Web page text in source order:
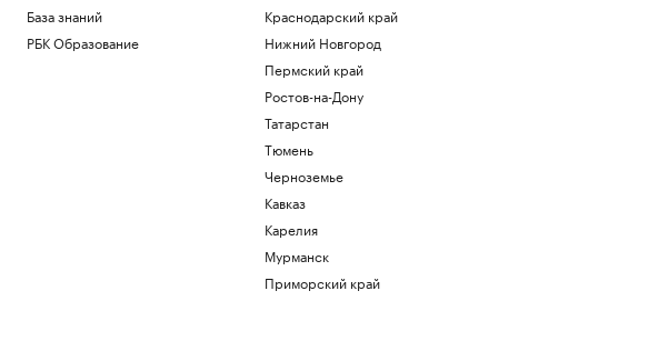
База знаний
РБК Образование
Краснодарский край
Нижний Новгород
Пермский край
Ростов-на-Дону
Татарстан
Тюмень
Черноземье
Кавказ
Карелия
Мурманск
Приморский край